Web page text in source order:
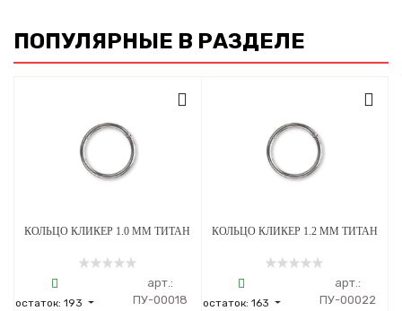
ПОПУЛЯРНЫЕ В РАЗДЕЛЕ
КОЛЬЦО КЛИКЕР 1.0 ММ ТИТАН
остаток: 193
арт.:
ПУ-00018
КОЛЬЦО КЛИКЕР 1.2 ММ ТИТАН
остаток: 163
арт.:
ПУ-00022